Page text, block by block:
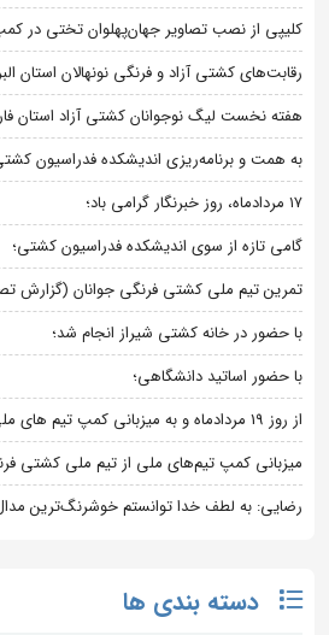
کلیپی از نصب تصاویر جهان‌پهلوان تختی در
رقابت‌های کشتی آزاد و فرنگی نونهالان استان
هفته نخست لیگ نوجوانان کشتی آزاد استان
به همت و برنامه‌ریزی اندیشکده فدراسیون
۱۷ مردادماه، روز خبرنگار گرامی باد؛
گامی تازه از سوی اندیشکده فدراسیون کشتی؛
تمرین تیم ملی کشتی فرنگی جوانان (گزارش
با حضور در خانه کشتی شیراز انجام شد؛
با حضور اساتید دانشگاهی؛
از روز 19 مردادماه و به میزبانی کمپ تیم های ملی؛
میزبانی کمپ تیم‌های ملی از تیم ملی کشتی
رضایی: به لطف خدا توانستم خوشرنگ‌ترین
دسته بندی ها